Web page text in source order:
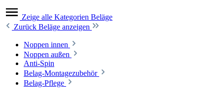
Zeige alle Kategorien Beläge
Zurück Beläge anzeigen
Noppen innen
Noppen außen
Anti-Spin
Belag-Montagezubehör
Belag-Pflege